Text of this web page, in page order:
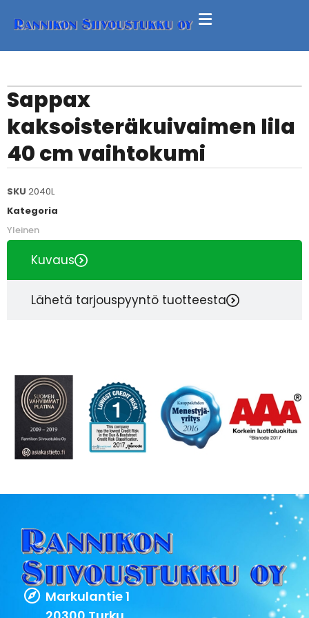
Sappax
kaksoisteräkuivaimen lila
40 cm vaihtokumi
SKU 2040L
Kategoria
Yleinen
Kuvaus
Lähetä tarjouspyyntö tuotteesta
Markulantie 1